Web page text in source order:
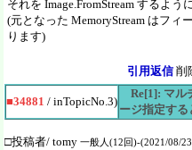
それを Image.FromStream するよう
(元となった MemoryStream はフィ
ります)
引用返信 削
■34881 / inTopicNo.3)
Re[1]: マル
ージ指定す
□投稿者/ tomy 一般人(12回)-(2021/08/